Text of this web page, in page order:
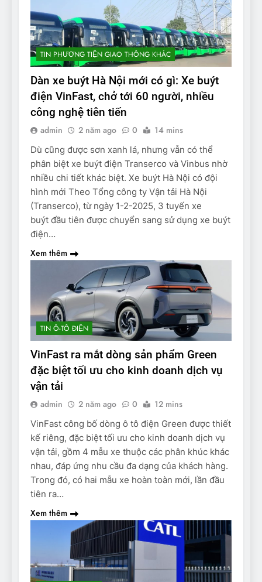
TIN PHƯƠNG TIỆN GIAO THÔNG KHÁC
Dàn xe buýt Hà Nội mới có gì: Xe buýt
điện VinFast, chở tới 60 người, nhiều
công nghệ tiên tiến
admin 2 năm ago 0 14 mins
Dù cũng được sơn xanh lá, nhưng vẫn có thể
phân biệt xe buýt điện Transerco và Vinbus nhờ
nhiều chi tiết khác biệt. Xe buýt Hà Nội có đội
hình mới Theo Tổng công ty Vận tải Hà Nội
(Transerco), từ ngày 1-2-2025, 3 tuyến xe
buýt đầu tiên được chuyển sang sử dụng xe buýt
điện…
Xem thêm
TIN Ô-TÔ ĐIỆN
VinFast ra mắt dòng sản phẩm Green
đặc biệt tối ưu cho kinh doanh dịch vụ
vận tải
admin 2 năm ago 0 12 mins
VinFast công bố dòng ô tô điện Green được thiết
kế riêng, đặc biệt tối ưu cho kinh doanh dịch vụ
vận tải, gồm 4 mẫu xe thuộc các phân khúc khác
nhau, đáp ứng nhu cầu đa dạng của khách hàng.
Trong đó, có hai mẫu xe hoàn toàn mới, lần đầu
tiên ra…
Xem thêm